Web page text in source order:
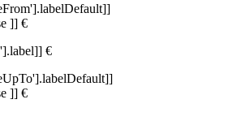
]] €
€
]] €